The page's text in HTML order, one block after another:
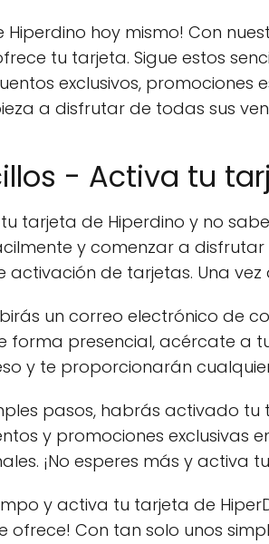
Hiperdino hoy mismo! Con
tu tarjeta. Sigue estos
exclusivos,
a disfrutar de todas sus
- Activa tu
tarjeta de Hiperdino y no
y comenzar a disfrutar
activación de tarjetas. Una
un correo electrónico de
presencial, acércate a
y te proporcionarán
pasos, habrás activado
y promociones exclusivas
¡No esperes más y activa
y activa tu tarjeta de
ofrece! Con tan solo unos